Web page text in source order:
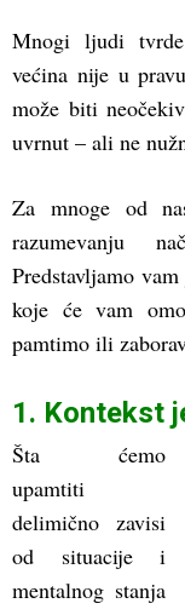
Mnogi ljudi
većina nije u
može biti
uvrnut – ali ne
Za mnoge od
razumevanju
Predstavljamo
koje će vam
pamtimo ili
1. Kontekst
Šta ćemo
upamtiti
delimično zavisi
od situacije i
mentalnog stanja